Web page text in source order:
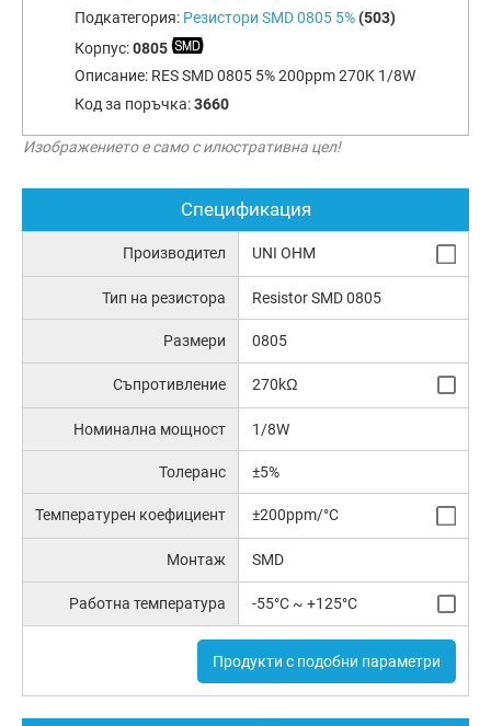
Подкатегория: Резистори SMD 0805 5% (503)
Корпус:0805
Описание: RES SMD 0805 5% 200ppm 270K 1/8W
Код за поръчка:3660
Изображението е само с илюстративна цел!
Спецификация
Производител UNI OHM
Тип на резистора Resistor SMD 0805
Размери 0805
Съпротивление 270kΩ
Номинална мощност 1/8W
Толеранс ±5%
Температурен коефициент ±200ppm/°C
Монтаж SMD
Работна температура -55°C ~ +125°C
Продукти с подобни параметри